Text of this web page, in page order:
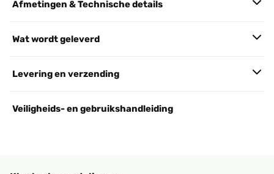
Afmetingen & Technische details
Wat wordt geleverd
Levering en verzending
Veiligheids- en gebruikshandleiding